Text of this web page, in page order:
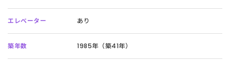
エレベーター あり
築年数 1985年（築41年）